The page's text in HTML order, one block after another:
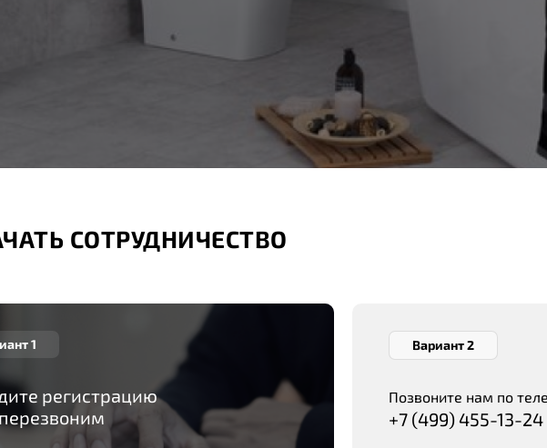
СОТРУДНИЧЕСТВО
1
регистрацию
Вариант 2
Позвоните нам по
+7 (499) 455-13-24